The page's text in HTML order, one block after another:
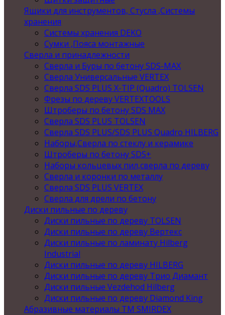
Ящики для инструментов, Стусла ,Системы
хранения
Системы хранения DEKO
Сумки ,Пояса монтажные
Сверла и принадлежности
Сверла и Буры по бетону SDS-MAX
Сверла Универсальные VERTEX
Сверла SDS PLUS X-TIP (Quadro) TOLSEN
Фрезы по дереву VERTEXTOOLS
Штроберы по бетону SDS MAX
Сверла SDS PLUS TOLSEN
Сверла SDS PLUS/SDS PLUS Quadro HILBERG
Наборы,Сверла по стеклу и керамике
Штроберы по бетону SDS+
Наборы кольцевых пил,сверла по дереву
Сверла и коронки по металлу
Сверла SDS PLUS VERTEX
Сверла для дрели по бетону
Диски пильные по дереву
Диски пильные по дереву TOLSEN
Диски пильные по дереву Вертекс
Диски пильные по ламинату Hilberg
Industrial
Диски пильные по дереву HILBERG
Диски пильные по дереву Трио Диамант
Диски пильные Vezdehod Hilberg
Диски пильные по дереву Diamond King
Абразивные материалы ТМ SMIRDEX